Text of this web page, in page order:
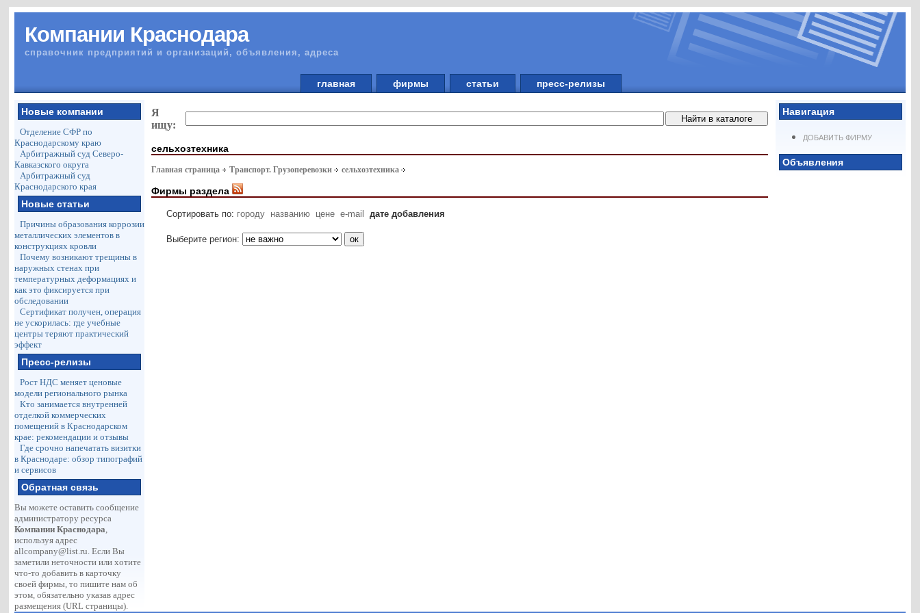
Компании Краснодара
справочник предприятий и организаций, объявления, адреса
главная фирмы статьи пресс-релизы
Новые компании
Отделение СФР по
Краснодарскому краю
Арбитражный суд Северо-
Кавказского округа
Арбитражный суд
Краснодарского края
Новые статьи
Причины образования коррозии
металлических элементов в
конструкциях кровли
Почему возникают трещины в
наружных стенах при
температурных деформациях и
как это фиксируется при
обследовании
Сертификат получен, операция
не ускорилась: где учебные
центры теряют практический
эффект
Пресс-релизы
Рост НДС меняет ценовые
модели регионального рынка
Кто занимается внутренней
отделкой коммерческих
помещений в Краснодарском
крае: рекомендации и отзывы
Где срочно напечатать визитки
в Краснодаре: обзор типографий
и сервисов
Обратная связь
Вы можете оставить сообщение
администратору ресурса
Компании Краснодара,
используя адрес
allcompany@list.ru. Если Вы
заметили неточности или хотите
что-то добавить в карточку
своей фирмы, то пишите нам об
этом, обязательно указав адрес
размещения (URL страницы).
Навигация
ДОБАВИТЬ ФИРМУ
Объявления
Я
ищу:
сельхозтехника
Главная страница Транспорт. Грузоперевозки сельхозтехника
Фирмы раздела
Сортировать по: городу названию цене e-mail дате добавления
Выберите регион: